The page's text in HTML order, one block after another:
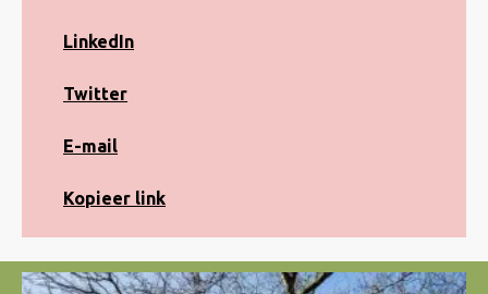
Facebook
Share
LinkedIn
LinkedIn
Share
Twitter
Twitter
Share
e-
E-mail
Kopiëren
Kopieer link